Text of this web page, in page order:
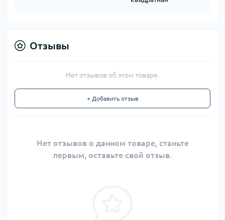
Отзывы
Нет отзывов об этом товаре.
+ Добавить отзыв
Нет отзывов о данном товаре, станьте
первым, оставьте свой отзыв.